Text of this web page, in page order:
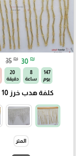
35 ₪ 30 ₪
147
يوم
8
ساعة
20
دقيقة
كلفة هدب خرز 10 سم
المتر